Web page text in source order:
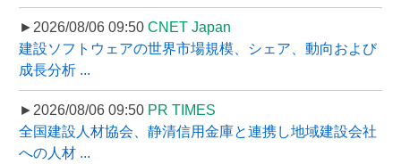
►2026/08/06 09:50 CNET Japan
建設ソフトウェアの世界市場規模、シェア、動向および
成長分析 ...
►2026/08/06 09:50 PR TIMES
全国建設人材協会、静清信用金庫と連携し地域建設会社
への人材 ...